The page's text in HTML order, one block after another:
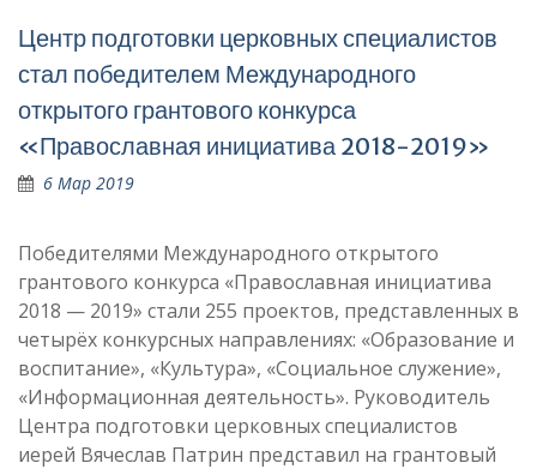
Центр подготовки церковных специалистов
стал победителем Международного
открытого грантового конкурса
«Православная инициатива 2018-2019»
6 Мар 2019
Победителями Международного открытого
грантового конкурса «Православная инициатива
2018 — 2019» стали 255 проектов, представленных в
четырёх конкурсных направлениях: «Образование и
воспитание», «Культура», «Социальное служение»,
«Информационная деятельность». Руководитель
Центра подготовки церковных специалистов
иерей Вячеслав Патрин представил на грантовый